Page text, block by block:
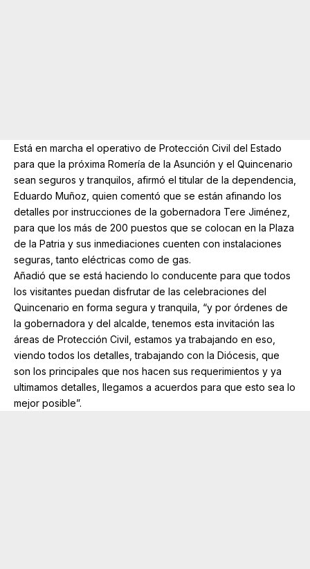
Está en marcha el operativo de Protección Civil del Estado
para que la próxima Romería de la Asunción y el Quincenario
sean seguros y tranquilos, afirmó el titular de la dependencia,
Eduardo Muñoz, quien comentó que se están afinando los
detalles por instrucciones de la gobernadora Tere Jiménez,
para que los más de 200 puestos que se colocan en la Plaza
de la Patria y sus inmediaciones cuenten con instalaciones
seguras, tanto eléctricas como de gas.
Añadió que se está haciendo lo conducente para que todos
los visitantes puedan disfrutar de las celebraciones del
Quincenario en forma segura y tranquila, “y por órdenes de
la gobernadora y del alcalde, tenemos esta invitación las
áreas de Protección Civil, estamos ya trabajando en eso,
viendo todos los detalles, trabajando con la Diócesis, que
son los principales que nos hacen sus requerimientos y ya
ultimamos detalles, llegamos a acuerdos para que esto sea lo
mejor posible”.